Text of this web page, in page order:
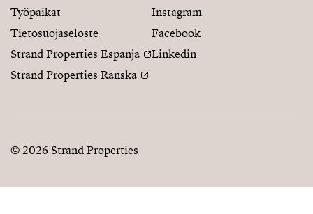
Työpaikat
Tietosuojaseloste
Strand Properties Espanja
Strand Properties Ranska
Instagram
Facebook
Linkedin
© 2026 Strand Properties